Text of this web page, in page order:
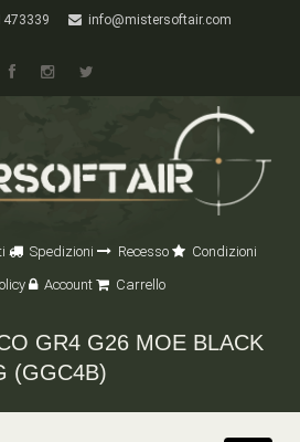
info@mistersoftair.com
Spedizioni Recesso
Condizioni
Account Carrello
GR4 G26 MOE BLACK
(GGC4B)